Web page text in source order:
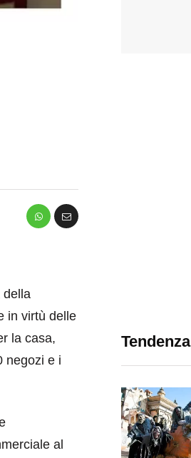
della
in virtù delle
la casa,
negozi e i
al
Tendenza